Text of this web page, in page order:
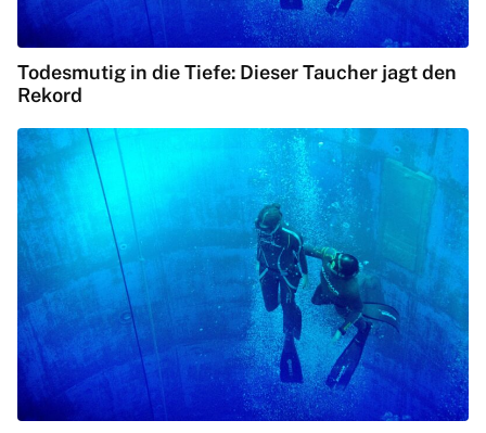
Todesmutig in die Tiefe: Dieser Taucher jagt den
Rekord